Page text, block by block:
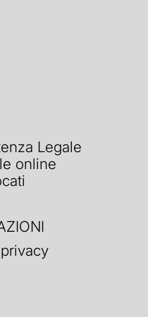
Legale
online